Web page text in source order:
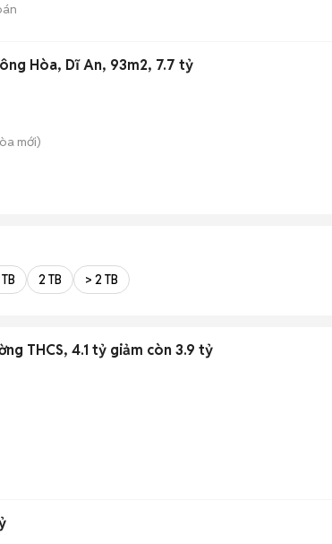
Hòa, Dĩ An, 93m2, 7.7 tỷ
mới)
2 TB > 2 TB
THCS, 4.1 tỷ giảm còn 3.9 tỷ